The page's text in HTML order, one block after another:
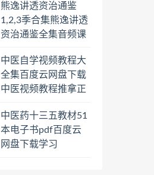
载学习
熊逸讲透资治通鉴
1,2,3季合集熊逸讲透
资治通鉴全集音频课
一二三辑合集百度云
网盘下载学习
中医自学视频教程大
全集百度云网盘下载
中医视频教程推拿正
经络脉诊面诊舌诊手
诊私密终身会员百度
网盘共享群
中医药十三五教材51
本电子书pdf百度云
网盘下载学习